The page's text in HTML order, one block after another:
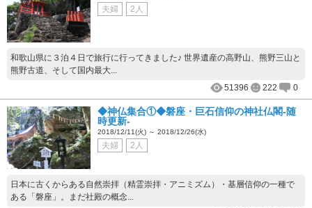
夫婦 2人
和歌山県に３泊４日で旅行に行ってきました♪ 世界遺産の高野山、熊野三山と
熊野古道、そして国内最大...
51396
222 0
◆神仏集合①◆磐座・巨石信仰の神社仏閣-随
時更新-
2018/12/11(火) ～ 2018/12/26(水)
夫婦 2人
日本に古くからある自然崇拝（精霊崇拝・アニミズム）・基層信仰の一種で
ある「磐座」。まだ社殿の概念...